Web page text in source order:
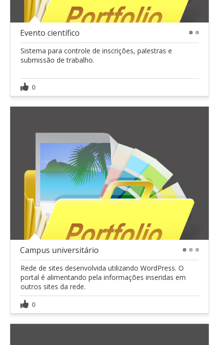
Evento científico
Sistema para controle de inscrições, palestras e
submissão de trabalho.
0
Campus universitário
Rede de sites desenvolvida utilizando WordPress. O
portal é alimentando pela informações inseridas em
outros sites da rede.
0